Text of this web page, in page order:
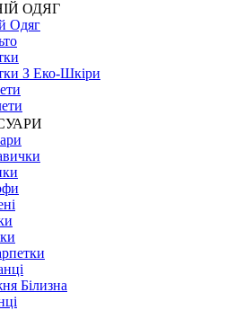
ОДЯГ
Одяг
З Еко-Шкіри
Білизна